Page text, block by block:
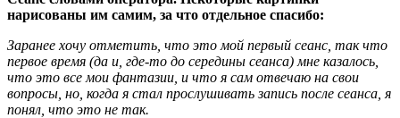
нарисованы им самим, за что отдельное спасибо:
Заранее хочу отметить, что это мой первый сеанс, так что
первое время (да и, где-то до середины сеанса) мне казалось,
что это все мои фантазии, и что я сам отвечаю на свои
вопросы, но, когда я стал прослушивать запись после сеанса, я
понял, что это не так.